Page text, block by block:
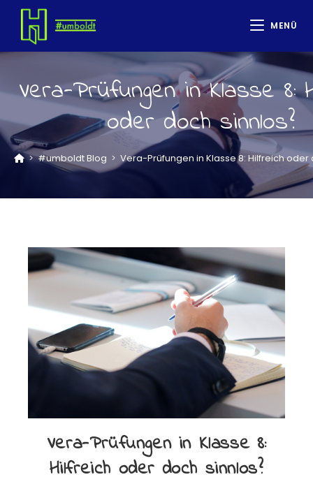
MENÜ
Vera-Prüfungen in Klasse 8:
oder doch sinnlos?
> #umboldt Blog > Vera-Prüfungen in Klasse 8: Hilfreich oder
Vera-Prüfungen in Klasse 8:
Hilfreich oder doch sinnlos?